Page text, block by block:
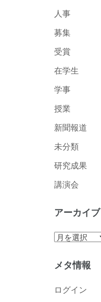
人事
募集
受賞
在学生
学事
授業
新聞報道
未分類
研究成果
講演会
アーカイブ
ア
カ
ブ
メタ情報
ログイン